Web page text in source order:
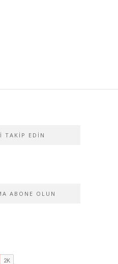
TAKIP EDIN
ABONE OLUN